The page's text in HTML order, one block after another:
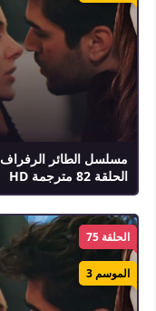
مسلسل الطائر الرفراف
الحلقة 82 مترجمة HD
الحلقة 75
الموسم 3